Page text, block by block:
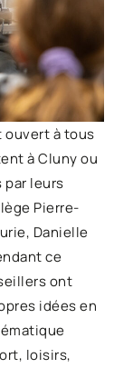
ouvert à tous
à Cluny ou
leurs
Pierre-
Danielle
ce
ont
idées en
loisirs,